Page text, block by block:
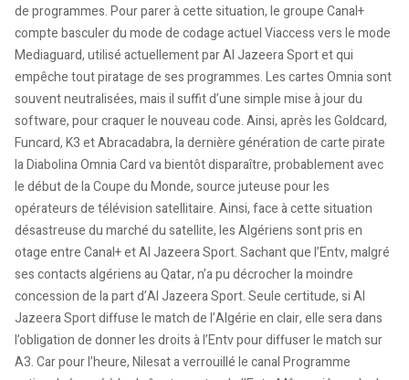
de programmes. Pour parer à cette situation, le groupe Canal+
compte basculer du mode de codage actuel Viaccess vers le mode
Mediaguard, utilisé actuellement par Al Jazeera Sport et qui
empêche tout piratage de ses programmes. Les cartes Omnia sont
souvent neutralisées, mais il suffit d’une simple mise à jour du
software, pour craquer le nouveau code. Ainsi, après les Goldcard,
Funcard, K3 et Abracadabra, la dernière génération de carte pirate
la Diabolina Omnia Card va bientôt disparaître, probablement avec
le début de la Coupe du Monde, source juteuse pour les
opérateurs de télévision satellitaire. Ainsi, face à cette situation
désastreuse du marché du satellite, les Algériens sont pris en
otage entre Canal+ et Al Jazeera Sport. Sachant que l’Entv, malgré
ses contacts algériens au Qatar, n’a pu décrocher la moindre
concession de la part d’Al Jazeera Sport. Seule certitude, si Al
Jazeera Sport diffuse le match de l’Algérie en clair, elle sera dans
l’obligation de donner les droits à l’Entv pour diffuser le match sur
A3. Car pour l’heure, Nilesat a verrouillé le canal Programme